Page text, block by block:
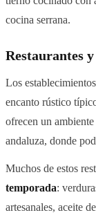
cocina serrana.
Restaurantes
Los
encanto rústico
ofrecen un
andaluza, donde
Muchos de estos
temporada:
artesanales, aceite